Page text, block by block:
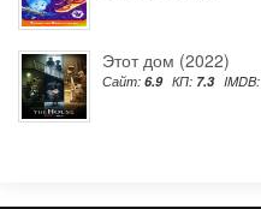
Этот дом (2022)
Сайт: 6.9 КП: 7.3 IMDB: